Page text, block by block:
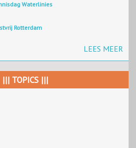
Waterlinies
Rotterdam
LEES MEER
||| TOPICS |||